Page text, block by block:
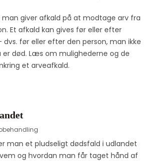
man giver afkald på at modtage arv fra
Et afkald kan gives før eller efter
før eller efter den person, man ikke
er død. Læs om mulighederne og de
et arveafkald.
man et pludseligt dødsfald i udlandet
og hvordan man får taget hånd af